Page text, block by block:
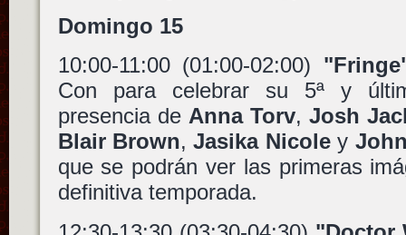
Domingo 15
10:00-11:00 (01:00-02:00)
Con para celebrar su 5ª y
presencia de Anna Torv,Josh
Blair Brown,Jasika Nicoley
que se podrán ver las primeras
definitiva temporada.